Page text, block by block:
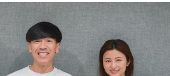
プレミアム会員の登録でご利用いた
、ということですね」
員が永田町の大物にも匹敵する大きな